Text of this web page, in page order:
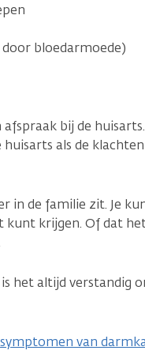
bloedarmoede)
bij de
als de
in de familie zit. Je
kunt krijgen. Of dat
het altijd verstandig
symptomen van